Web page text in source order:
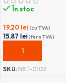
În stoc
19,20 lei (cu TVA)
15,87 lei(fara TVA)
ADAUGĂ ÎN COȘ
SKU:NKT-0102